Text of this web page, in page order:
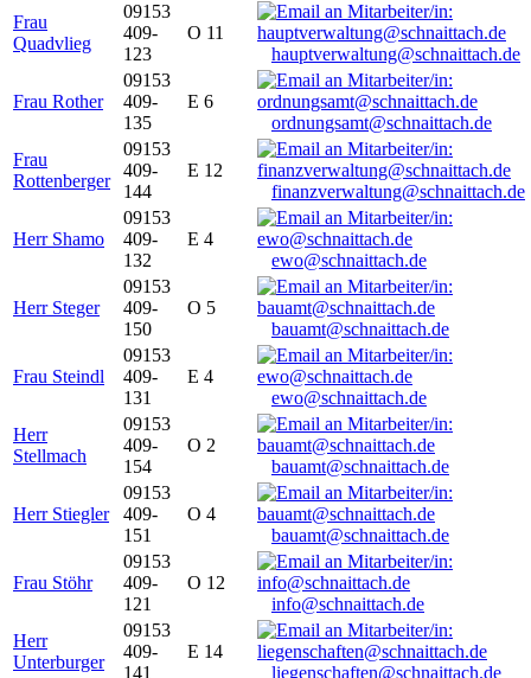
Frau
Quadvlieg
09153
409-
123
O 11
hauptverwaltung@schnaittach.de
Frau Rother
09153
409-
135
E 6
ordnungsamt@schnaittach.de
Frau
Rottenberger
09153
409-
144
E 12
finanzverwaltung@schnaittach.de
Herr Shamo
09153
409-
132
E 4
ewo@schnaittach.de
Herr Steger
09153
409-
150
O 5
bauamt@schnaittach.de
Frau Steindl
09153
409-
131
E 4
ewo@schnaittach.de
Herr
Stellmach
09153
409-
154
O 2
bauamt@schnaittach.de
Herr Stiegler
09153
409-
151
O 4
bauamt@schnaittach.de
Frau Stöhr
09153
409-
121
O 12
info@schnaittach.de
Herr
Unterburger
09153
409-
141
E 14
liegenschaften@schnaittach.de